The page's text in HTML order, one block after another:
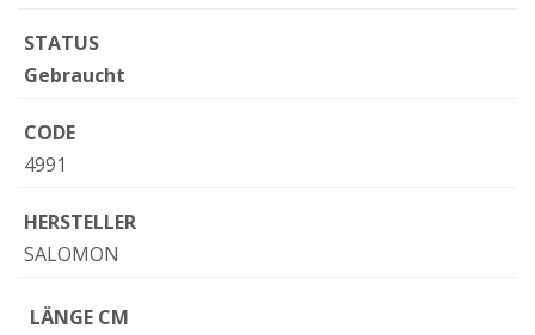
STATUS
Gebraucht
CODE
4991
HERSTELLER
SALOMON
LÄNGE CM